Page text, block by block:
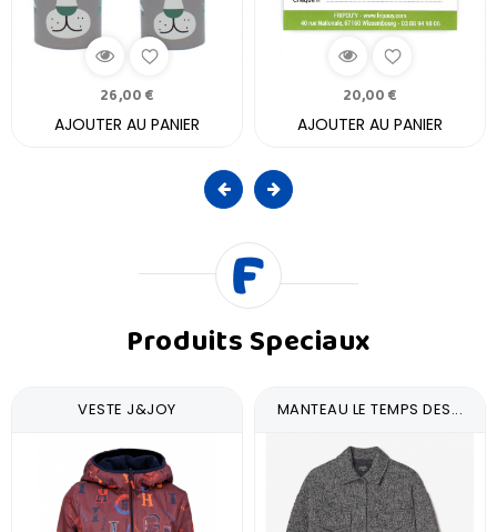
26,00 €
AJOUTER AU PANIER
20,00 €
AJOUTER AU PANIER
Produits Speciaux
VESTE J&JOY MANTEAU LE TEMPS DES...